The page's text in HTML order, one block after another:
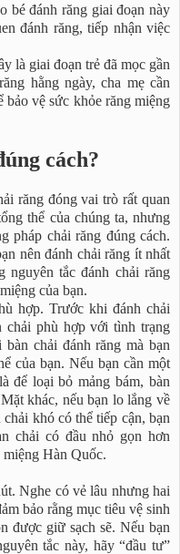
bé đánh răng giai đoạn này
đoạn trẻ đã mọc gần
hằng ngày, cha mẹ cần
cách?
đóng vai trò rất quan
thể của chúng ta, nhưng
chải răng
của bạn.
hợp. Trước khi đánh chải
chải phù hợp với tình trạng
bám, bàn
khác, nếu bạn lo lắng về
khó có thể tiếp cận, bạn
sản phẩm Chăm sóc răng miệng Hàn Quốc.
sạch sẽ. Nếu bạn
tắc này, hãy “đầu tư”